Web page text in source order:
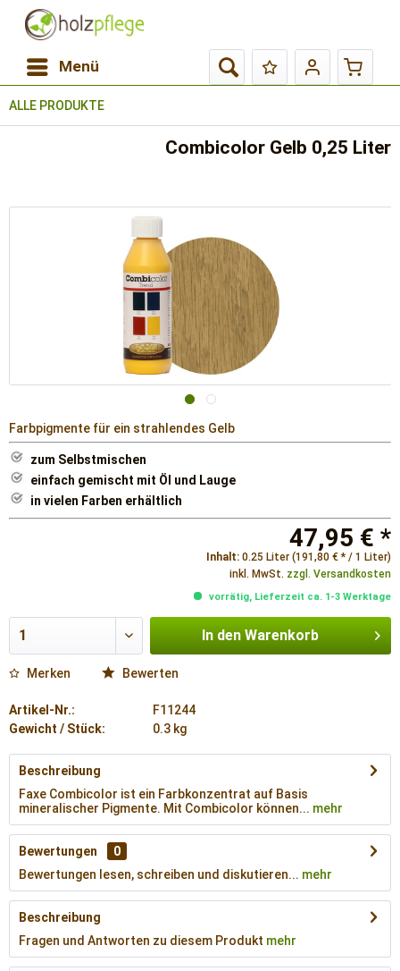
Menü
ALLE PRODUKTE
Combicolor Gelb 0,25 Liter
Farbpigmente für ein strahlendes Gelb
zum Selbstmischen
einfach gemischt mit Öl und Lauge
in vielen Farben erhältlich
47,95 € *
Inhalt: 0.25 Liter (191,80 € * / 1 Liter)
inkl. MwSt. zzgl. Versandkosten
vorrätig, Lieferzeit ca. 1-3 Werktage
In den Warenkorb
Merken Bewerten
Artikel-Nr.:
F11244
Gewicht / Stück:
0.3 kg
Beschreibung
Faxe Combicolor ist ein Farbkonzentrat auf Basis
mineralischer Pigmente. Mit Combicolor können... mehr
Bewertungen
0
Bewertungen lesen, schreiben und diskutieren... mehr
Beschreibung
Fragen und Antworten zu diesem Produkt mehr